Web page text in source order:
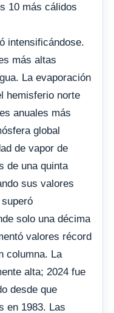
10 más cálidos
intensificándose.
más altas
La evaporación
hemisferio norte
anuales más
global
de vapor de
de una quinta
sus valores
solo una décima
valores récord
columna. La
alta; 2024 fue
desde que
en 1983. Las